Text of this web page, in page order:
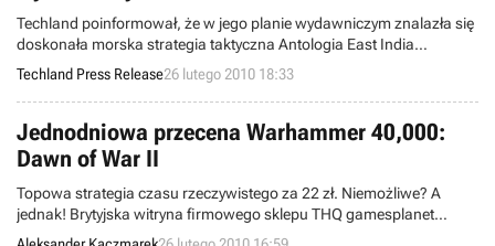
Techland poinformował, że w jego planie wydawniczym znalazła się
doskonała morska strategia taktyczna Antologia East India
Company.
Techland Press Release26 lutego 2010 18:33
Jednodniowa przecena Warhammer 40,000:
Dawn of War II
Topowa strategia czasu rzeczywistego za 22 zł. Niemożliwe? A
jednak! Brytyjska witryna firmowego sklepu THQ gamesplanet
obniżyła dziś cenę gry Warhammer: Dawn of War II aż o 75 procent.